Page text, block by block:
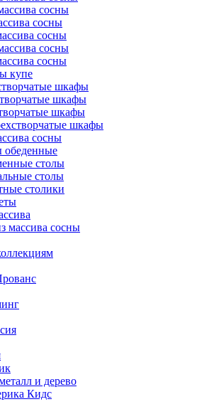
сосны
сосны
сосны
сосны
сосны
купе
шкафы
шкафы
шкафы
шкафы
сосны
обеденные
столы
столы
столики
массива сосны
и дерево
Кидс